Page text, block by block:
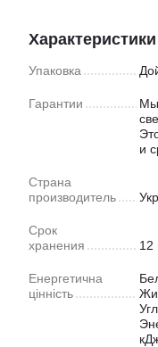
Характеристики
Упаковка
Гарантии
Мы
и
Страна
производитель
Срок
хранения
12
Енергетична
цінність